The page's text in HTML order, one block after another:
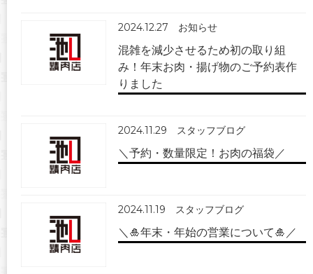
2024.12.27 お知らせ
混雑を減少させるため初の取り組
み！年末お肉・揚げ物のご予約表作
りました
2024.11.29 スタッフブログ
＼予約・数量限定！お肉の福袋／
2024.11.19 スタッフブログ
＼🎍年末・年始の営業について🎍／